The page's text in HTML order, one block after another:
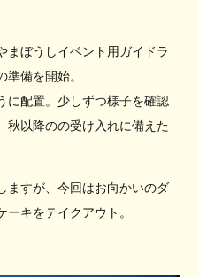
まぼうしイベント用ガイドラ
備を開始。
に配置。少しずつ様子を確認
秋以降のの受け入れに備えた
ますが、今回はお向かいのダ
キをテイクアウト。